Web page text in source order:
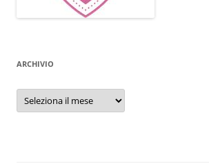
ARCHIVIO
Archivio